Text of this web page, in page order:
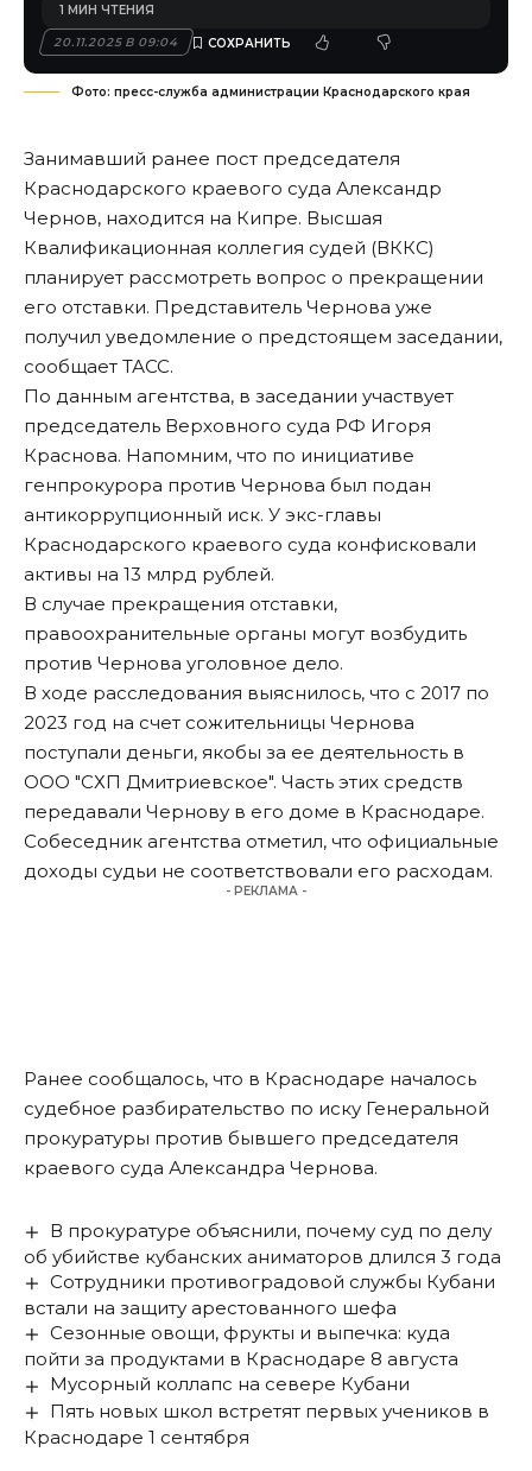
20.11.2025 В 09:04
1 МИН ЧТЕНИЯ
Фото: пресс-служба администрации Краснодарского края
Занимавший ранее пост председателя
Краснодарского краевого суда Александр
Чернов, находится на Кипре. Высшая
Квалификационная коллегия судей (ВККС)
планирует рассмотреть вопрос о прекращении
его отставки. Представитель Чернова уже
получил уведомление о предстоящем заседании,
сообщает ТАСС.
По данным агентства, в заседании участвует
председатель Верховного суда РФ Игоря
Краснова. Напомним, что по инициативе
генпрокурора против Чернова был подан
антикоррупционный иск. У экс-главы
Краснодарского краевого суда конфисковали
активы на 13 млрд рублей.
В случае прекращения отставки,
правоохранительные органы могут возбудить
против Чернова уголовное дело.
В ходе расследования выяснилось, что с 2017 по
2023 год на счет сожительницы Чернова
поступали деньги, якобы за ее деятельность в
ООО "СХП Дмитриевское". Часть этих средств
передавали Чернову в его доме в Краснодаре.
Собеседник агентства отметил, что официальные
доходы судьи не соответствовали его расходам.
- РЕКЛАМА -
Ранее сообщалось, что в Краснодаре началось
судебное разбирательство по иску Генеральной
прокуратуры против бывшего председателя
краевого суда Александра Чернова.
В прокуратуре объяснили, почему суд по делу
об убийстве кубанских аниматоров длился 3 года
Сотрудники противоградовой службы Кубани
встали на защиту арестованного шефа
Сезонные овощи, фрукты и выпечка: куда
пойти за продуктами в Краснодаре 8 августа
Мусорный коллапс на севере Кубани
Пять новых школ встретят первых учеников в
Краснодаре 1 сентября